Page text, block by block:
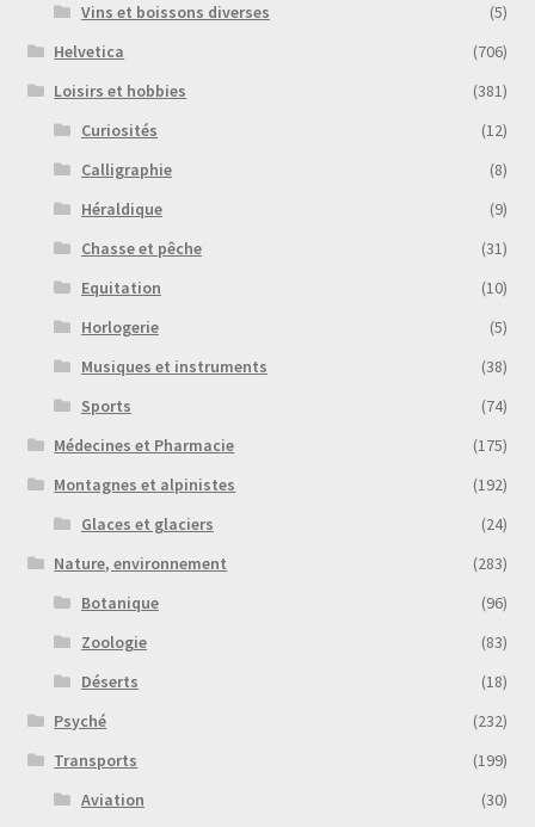
Vins et boissons diverses
(5)
Helvetica
(706)
Loisirs et hobbies
(381)
Curiosités
(12)
Calligraphie
(8)
Héraldique
(9)
Chasse et pêche
(31)
Equitation
(10)
Horlogerie
(5)
Musiques et instruments
(38)
Sports
(74)
Médecines et Pharmacie
(175)
Montagnes et alpinistes
(192)
Glaces et glaciers
(24)
Nature, environnement
(283)
Botanique
(96)
Zoologie
(83)
Déserts
(18)
Psyché
(232)
Transports
(199)
Aviation
(30)